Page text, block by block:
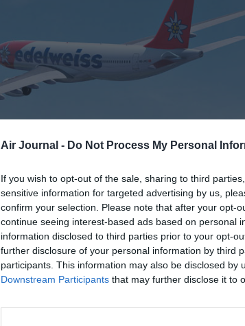
Air Journal - Do Not Process My Personal
If you wish to opt-out of the sale, sharing to third
sensitive information for targeted advertising by us,
confirm your selection. Please note that after your opt-
continue seeing interest-based ads based on personal
information disclosed to third parties prior to your opt-
further disclosure of your personal information by third
participants. This information may also be disclosed by
Downstream Participants that may further disclose it to
©Edelweiss Air